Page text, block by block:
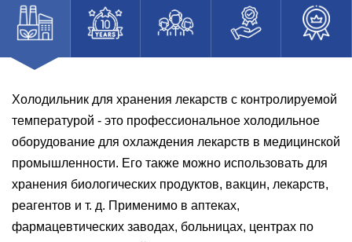
Холодильник для хранения лекарств с контролируемой
температурой - это профессиональное холодильное
оборудование для охлаждения лекарств в медицинской
промышленности. Его также можно использовать для
хранения биологических продуктов, вакцин, лекарств,
реагентов и т. д. Применимо в аптеках,
фармацевтических заводах, больницах, центрах по